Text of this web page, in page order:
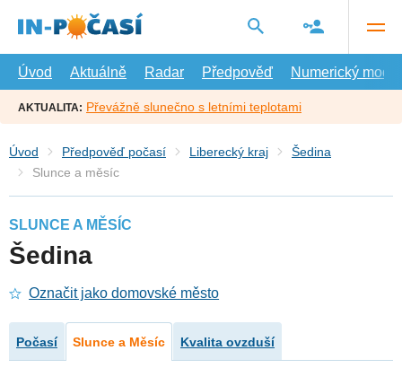
hlavní
Úvod
Aktuálně Radar Předpověď Numerický model
AKTUALITA: Převážně slunečno s letními teplotami
Úvod Předpověď počasí Liberecký kraj
Šedina
Slunce a měsíc
SLUNCE A MĚSÍC
Šedina
Označit jako domovské město
Počasí Slunce a Měsíc Kvalita ovzduší